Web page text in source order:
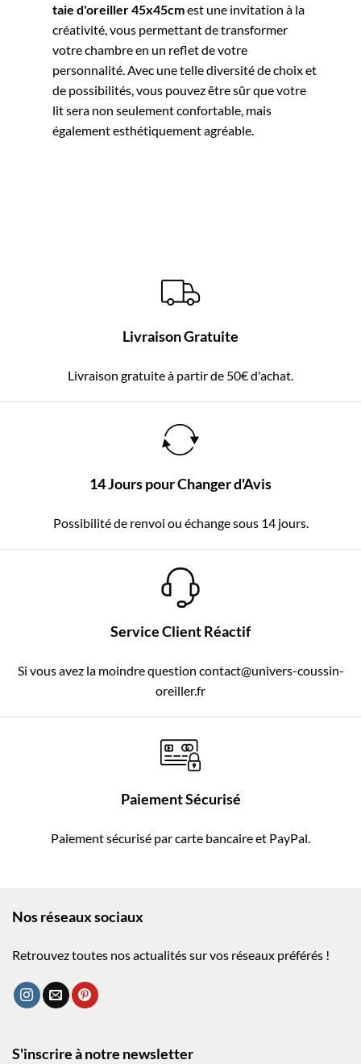
taie d'oreiller 45x45cmest une invitation à la
créativité, vous permettant de transformer
votre chambre en un reflet de votre
personnalité. Avec une telle diversité de choix et
de possibilités, vous pouvez être sûr que votre
lit sera non seulement confortable, mais
également esthétiquement agréable.
Livraison Gratuite
Livraison gratuite à partir de 50€ d'achat.
14 Jours pour Changer d'Avis
Possibilité de renvoi ou échange sous 14 jours.
Service Client Réactif
Si vous avez la moindre question contact@univers-coussin-
oreiller.fr
Paiement Sécurisé
Paiement sécurisé par carte bancaire et PayPal.
Nos réseaux sociaux
Retrouvez toutes nos actualités sur vos réseaux préférés !
S'inscrire à notre newsletter